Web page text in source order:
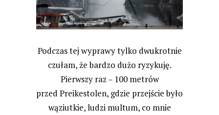
Podczas tej wyprawy tylko dwukrotnie
czułam, że bardzo dużo ryzykuję.
Pierwszy raz – 100 metrów
przed Preikestolen, gdzie przejście było
wąziutkie, ludzi multum, co mnie